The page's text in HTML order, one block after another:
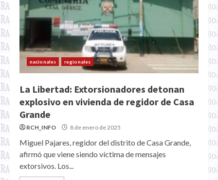
nacionales regionales
La Libertad: Extorsionadores detonan
explosivo en vivienda de regidor de Casa
Grande
RCH_INFO 8 de enero de 2025
Miguel Pajares, regidor del distrito de Casa Grande,
afirmó que viene siendo víctima de mensajes
extorsivos. Los...